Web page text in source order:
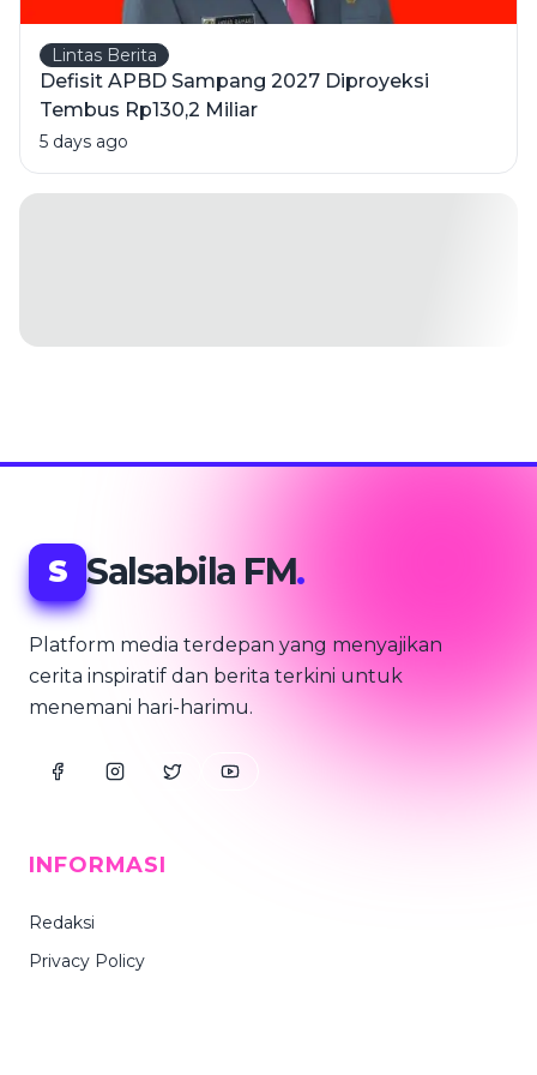
Lintas Berita
Defisit APBD Sampang 2027 Diproyeksi
Tembus Rp130,2 Miliar
5 days ago
S Salsabila FM.
Platform media terdepan yang menyajikan
cerita inspiratif dan berita terkini untuk
menemani hari-harimu.
INFORMASI
Redaksi
Privacy Policy